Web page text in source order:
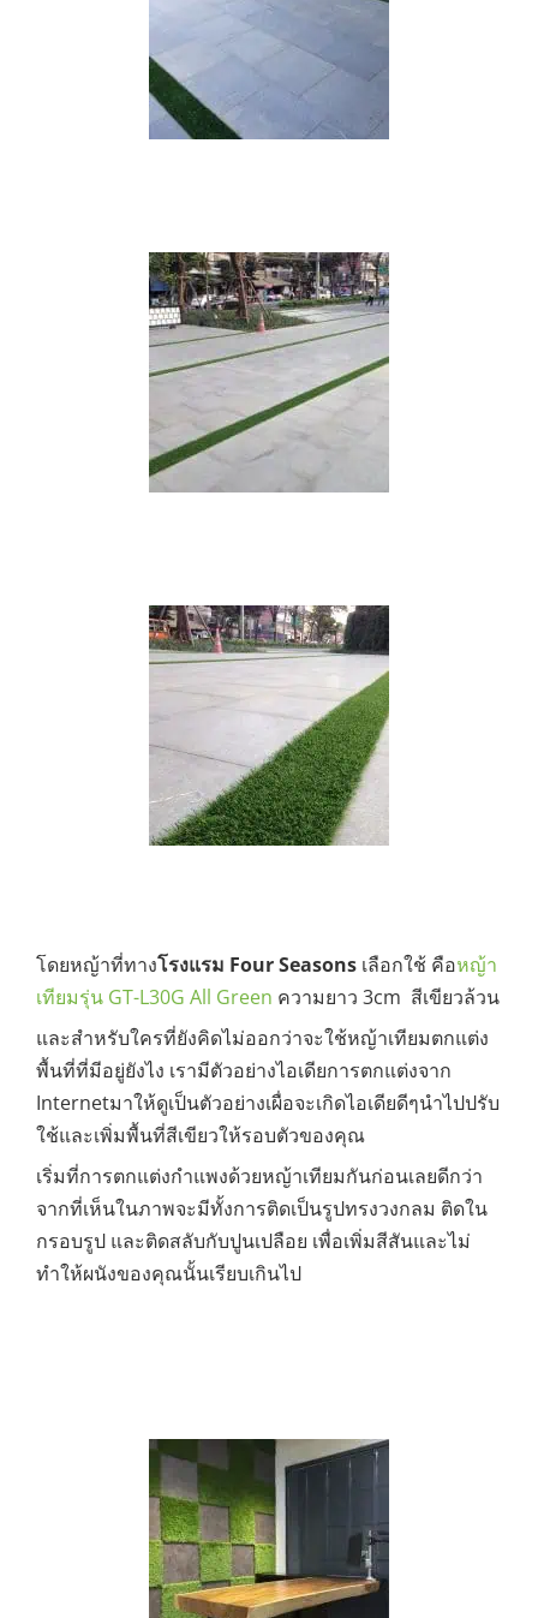
โดยหญ้าที่ทางโรงแรม Four Seasons เลือกใช้ คือหญ้า
เทียมรุ่น GT-L30G All Green ความยาว 3cm สีเขียวล้วน
และสำหรับใครที่ยังคิดไม่ออกว่าจะใช้หญ้าเทียมตกแต่ง
พื้นที่ที่มีอยู่ยังไง เรามีตัวอย่างไอเดียการตกแต่งจาก
Internetมาให้ดูเป็นตัวอย่างเผื่อจะเกิดไอเดียดีๆนำไปปรับ
ใช้และเพิ่มพื้นที่สีเขียวให้รอบตัวของคุณ
เริ่มที่การตกแต่งกำแพงด้วยหญ้าเทียมกันก่อนเลยดีกว่า
จากที่เห็นในภาพจะมีทั้งการติดเป็นรูปทรงวงกลม ติดใน
กรอบรูป และติดสลับกับปูนเปลือย เพื่อเพิ่มสีสันและไม่
ทำให้ผนังของคุณนั้นเรียบเกินไป